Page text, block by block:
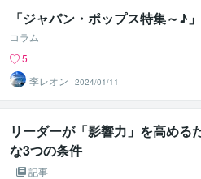
「ジャパン・ポップス特集～♪」
コラム
5
李レオン
2024/01/11
リーダーが「影響力」を高める
な3つの条件
記事